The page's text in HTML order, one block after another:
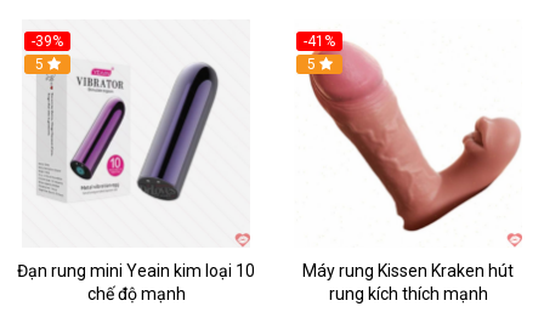
-39%
Hot
5
Đạn rung mini Yeain kim loại 10
chế độ mạnh
-41%
Hot
5
Máy rung Kissen Kraken hút
rung kích thích mạnh